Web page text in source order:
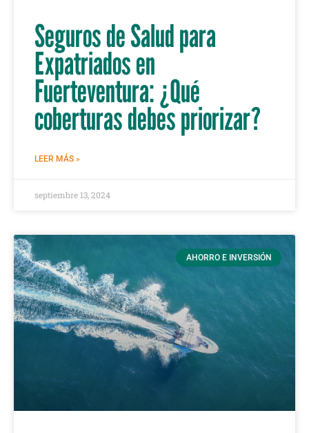
Seguros de Salud para
Expatriados en
Fuerteventura: ¿Qué
coberturas debes priorizar?
LEER MÁS »
septiembre 13, 2024
AHORRO E INVERSIÓN